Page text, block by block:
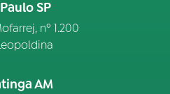
SP
nº 1.200
AM